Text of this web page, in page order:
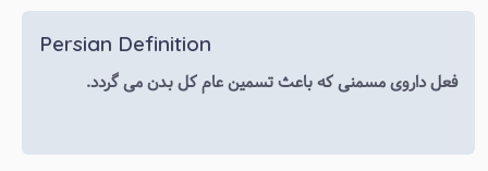
Persian Definition
فعل داروی مسمنی که باعث تسمین عام کل بدن می گردد.